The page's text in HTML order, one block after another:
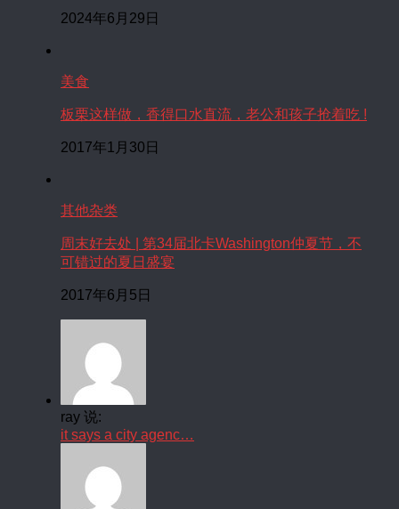
2024年6月29日
美食
板栗这样做，香得口水直流，老公和孩子抢着吃 !
2017年1月30日
其他杂类
周末好去处 | 第34届北卡Washington仲夏节，不
可错过的夏日盛宴
2017年6月5日
ray 说:
it says a city agenc…